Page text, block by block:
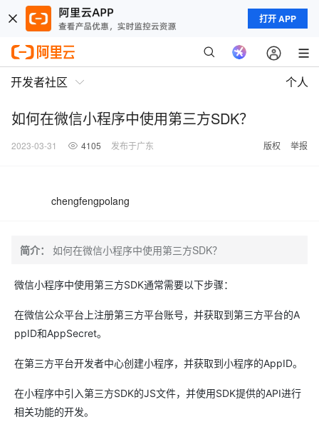
打开 APP
开发者社区 个人
如何在微信小程序中使用第三方SDK？
2023-03-31 4105 发布于广东 版权 举报
chengfengpolang
简介： 如何在微信小程序中使用第三方SDK？
微信小程序中使用第三方SDK通常需要以下步骤：
在微信公众平台上注册第三方平台账号，并获取到第三方平台的A
ppID和AppSecret。
在第三方平台开发者中心创建小程序，并获取到小程序的AppID。
在小程序中引入第三方SDK的JS文件，并使用SDK提供的API进行
相关功能的开发。